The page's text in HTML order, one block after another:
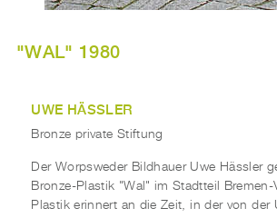
"WAL" 1980
UWE HÄSSLER
Bronze private Stiftung
Der Worpsweder Bildhauer Uwe Hässler
Bronze-Plastik "Wal" im Stadtteil Bremen-
Plastik erinnert an die Zeit, in der von der